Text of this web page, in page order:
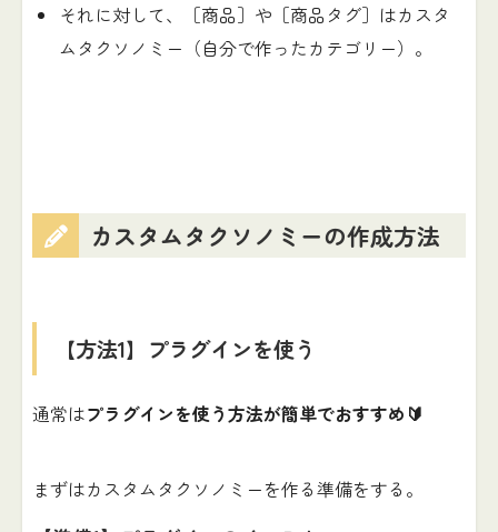
それに対して、［商品］や［商品タグ］はカスタ
ムタクソノミー（自分で作ったカテゴリー）。
カスタムタクソノミーの作成方法
【方法1】プラグインを使う
通常はプラグインを使う方法が簡単でおすすめ🔰
まずはカスタムタクソノミーを作る準備をする。